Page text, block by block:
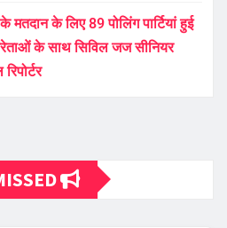
के लिए 89 पोलिंग पार्टियां हुई
के साथ सिविल जज सीनियर